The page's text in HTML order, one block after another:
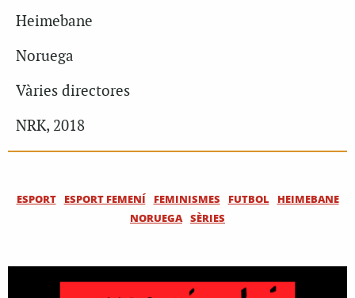
Heimebane
Noruega
Vàries directores
NRK, 2018
ESPORT ESPORT FEMENÍ FEMINISMES FUTBOL
HEIMEBANE
NORUEGA SÈRIES